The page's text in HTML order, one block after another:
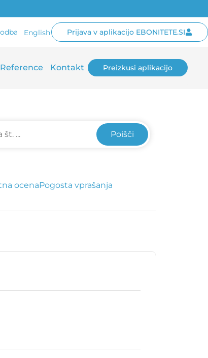
English Prijava v aplikacijo EBONITETE.SI
Reference Kontakt Preizkusi aplikacijo
Poišči
ocenaPogosta vprašanja